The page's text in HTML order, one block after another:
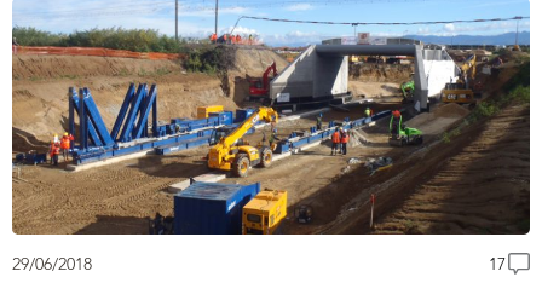
29/06/2018 17